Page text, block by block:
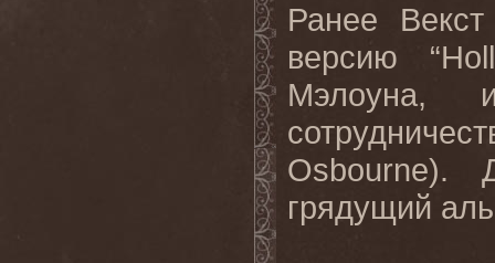
Ранее
версию “
Мэлоуна,
Osbourne).
грядущий